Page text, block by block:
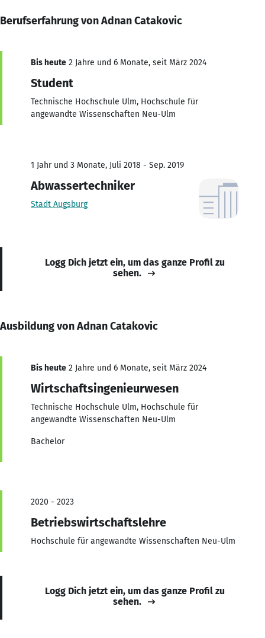
Berufserfahrung von Adnan Catakovic
Bis heute 2 Jahre und 6 Monate, seit März 2024
Student
Technische Hochschule Ulm, Hochschule für
angewandte Wissenschaften Neu-Ulm
1 Jahr und 3 Monate, Juli 2018 - Sep. 2019
Abwassertechniker
Stadt Augsburg
Logg Dich jetzt ein, um das ganze Profil zu
sehen.
Ausbildung von Adnan Catakovic
Bis heute 2 Jahre und 6 Monate, seit März 2024
Wirtschaftsingenieurwesen
Technische Hochschule Ulm, Hochschule für
angewandte Wissenschaften Neu-Ulm
Bachelor
2020 - 2023
Betriebswirtschaftslehre
Hochschule für angewandte Wissenschaften Neu-Ulm
Logg Dich jetzt ein, um das ganze Profil zu
sehen.